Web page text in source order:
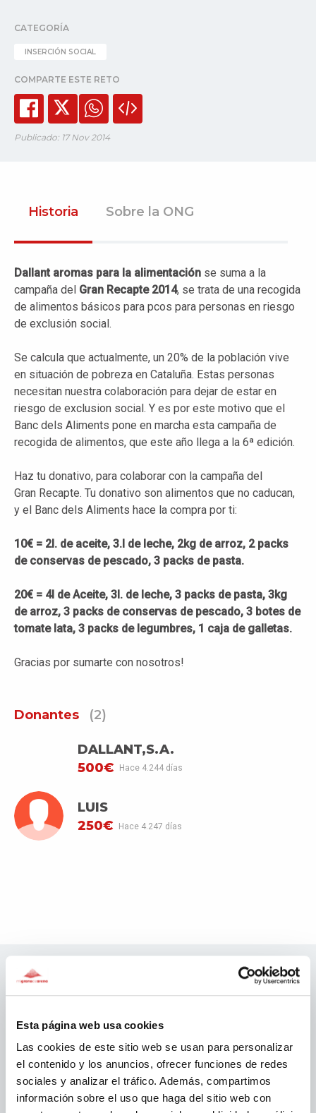
Esta página web usa cookies
Las cookies de este sitio web se usan para personalizar
el contenido y los anuncios, ofrecer funciones de redes
sociales y analizar el tráfico. Además, compartimos
información sobre el uso que haga del sitio web con
CATEGORÍA
INSERCIÓN SOCIAL
COMPARTE ESTE RETO
Publicado: 17 Nov 2014
Historia Sobre la ONG
Dallant aromas para la alimentación se suma a la
campaña del Gran Recapte 2014, se trata de una recogida
de alimentos básicos para pcos para personas en riesgo
de exclusión social.
Se calcula que actualmente, un 20% de la población vive
en situación de pobreza en Cataluña. Estas personas
necesitan nuestra colaboración para dejar de estar en
riesgo de exclusion social. Y es por este motivo que el
Banc dels Aliments pone en marcha esta campaña de
recogida de alimentos, que este año llega a la 6ª edición.
Haz tu donativo, para colaborar con la campaña del
Gran Recapte. Tu donativo son alimentos que no caducan,
y el Banc dels Aliments hace la compra por ti:
10€ = 2l. de aceite, 3.l de leche, 2kg de arroz, 2 packs
de conservas de pescado, 3 packs de pasta.
20€ = 4l de Aceite, 3l. de leche, 3 packs de pasta, 3kg
de arroz, 3 packs de conservas de pescado, 3 botes de
tomate lata, 3 packs de legumbres, 1 caja de galletas.
Gracias por sumarte con nosotros!
Donantes (2)
DALLANT,S.A.
500€
Hace 4.244 días
LUIS
250€
Hace 4.247 días
Patrocinadores migranodearena